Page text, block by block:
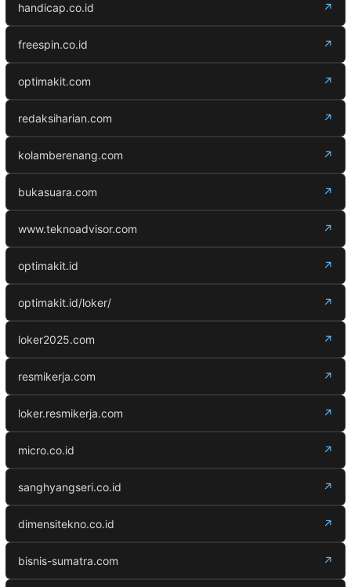
handicap.co.id ↗
freespin.co.id ↗
optimakit.com ↗
redaksiharian.com ↗
kolamberenang.com ↗
bukasuara.com ↗
www.teknoadvisor.com ↗
optimakit.id ↗
optimakit.id/loker/ ↗
loker2025.com ↗
resmikerja.com ↗
loker.resmikerja.com ↗
micro.co.id ↗
sanghyangseri.co.id ↗
dimensitekno.co.id ↗
bisnis-sumatra.com ↗